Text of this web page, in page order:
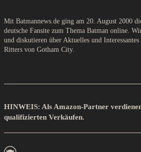
Mit Batmannews.de ging am 20. August 2000
deutsche Fansite zum Thema Batman online.
und diskutieren über Aktuelles und
Ritters von Gotham City.
HINWEIS: Als Amazon-Partner
qualifizierten Verkäufen.